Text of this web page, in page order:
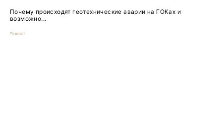
Почему происходят геотехнические аварии на ГОКах и
возможно...
Подкаст